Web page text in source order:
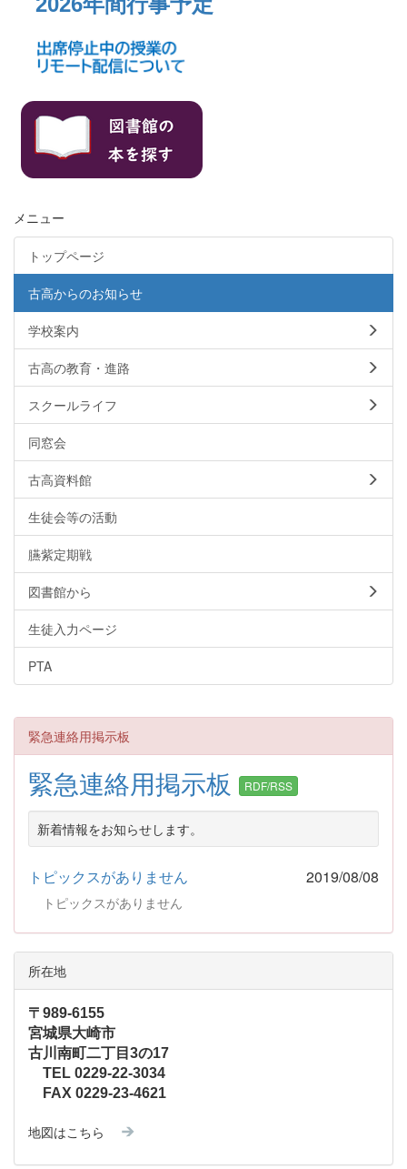
メニュー
トップページ
古高からのお知らせ
学校案内
古高の教育・進路
スクールライフ
同窓会
古高資料館
生徒会等の活動
臙紫定期戦
図書館から
生徒入力ページ
PTA
緊急連絡用掲示板
緊急連絡用掲示板 RDF/RSS
新着情報をお知らせします。
トピックスがありません 2019/08/08
トピックスがありません
所在地
〒989-6155
宮城県大崎市
古川南町二丁目3の17
TEL 0229-22-3034
FAX 0229-23-4621
地図はこちら